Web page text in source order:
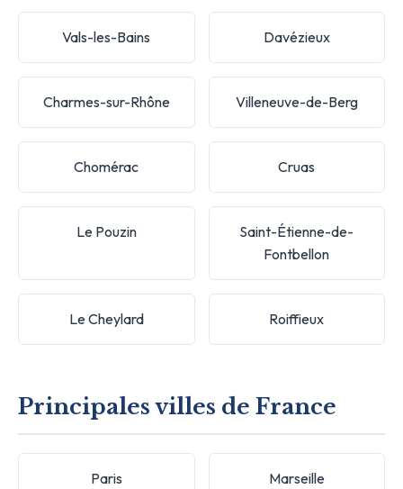
Vals-les-Bains Davézieux
Charmes-sur-Rhône Villeneuve-de-Berg
Chomérac Cruas
Le Pouzin
Saint-Étienne-de-
Fontbellon
Le Cheylard Roiffieux
Principales villes de France
Paris Marseille